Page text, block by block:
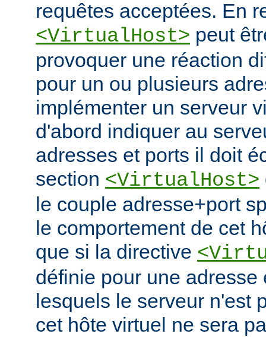
requêtes acceptées. En
<VirtualHost> peut
provoquer une réaction
pour un ou plusieurs
implémenter un serveur
d'abord indiquer au
adresses et ports il doit
section <VirtualHost>
le couple adresse+port
le comportement de cet
que si la directive
définie pour une adresse
lesquels le serveur n'est
cet hôte virtuel ne sera